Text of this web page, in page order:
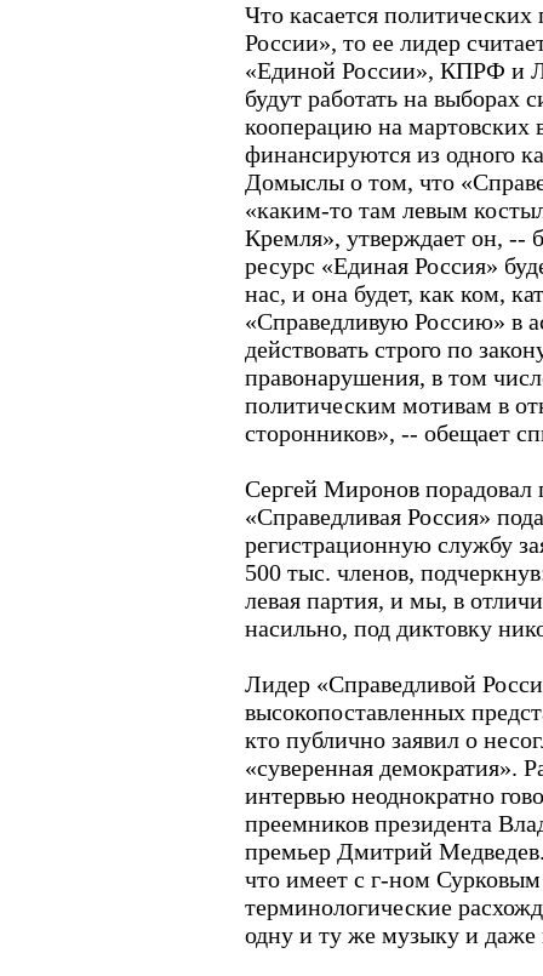
Что касается
России», то ее лидер
«Единой России», КПРФ и
будут работать на
кооперацию на мартовских
финансируются из одного
Домыслы о том, что
«каким-то там левым
Кремля», утверждает он, --
ресурс «Единая Россия»
нас, и она будет, как ком,
«Справедливую Россию» в
действовать строго по
правонарушения, в том
политическим мотивам в
сторонников», -- обещает
Сергей Миронов порадовал
«Справедливая Россия»
регистрационную службу
500 тыс. членов,
левая партия, и мы, в
насильно, под диктовку
Лидер «Справедливой
высокопоставленных
кто публично заявил о
«суверенная демократия».
интервью неоднократно
преемников президента
премьер Дмитрий
что имеет с г-ном
терминологические
одну и ту же музыку и даже